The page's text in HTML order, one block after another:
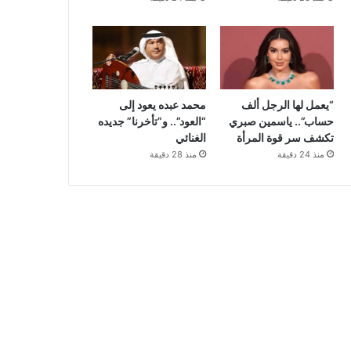
“يعمل لها الرجل ألف
حساب”.. ياسمين صبري
تكشف سر قوة المرأة
منذ 24 دقيقة
محمد عبده يعود إلى
“العود”.. و”تأخرنا” جديده
الغنائي
منذ 28 دقيقة